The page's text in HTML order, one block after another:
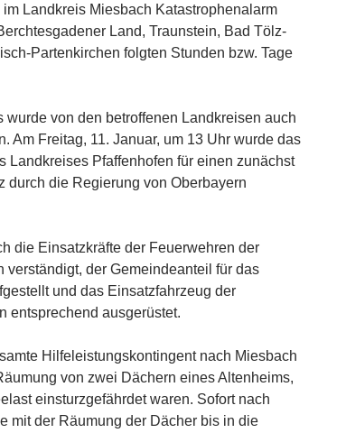
Landkreis Miesbach Katastrophenalarm
Land, Traunstein, Bad Tölz-
Partenkirchen folgten Stunden bzw. Tage
wurde von den betroffenen Landkreisen auch
Am Freitag, 11. Januar, um 13 Uhr wurde das
Landkreises Pfaffenhofen für einen zunächst
durch die Regierung von Oberbayern
die Einsatzkräfte der Feuerwehren der
verständigt, der Gemeindeanteil für das
und das Einsatzfahrzeug der
entsprechend ausgerüstet.
Hilfeleistungskontingent nach Miesbach
von zwei Dächern eines Altenheims,
einsturzgefährdet waren. Sofort nach
mit der Räumung der Dächer bis in die